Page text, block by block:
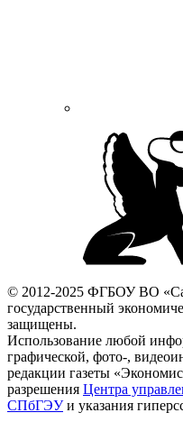
© 2012-2025 ФГБОУ ВО
государственный
защищены.
Использование любой
графической, фото-,
редакции газеты
разрешения Центра
СПбГЭУи указания